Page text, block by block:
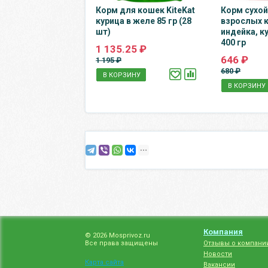
Корм для кошек KiteKat
курица в желе 85 гр (28
шт)
1 135.25 ₽
1 195 ₽
В КОРЗИНУ
Корм
взрослых
индейка,
400 гр
646 ₽
680 ₽
В КОРЗИНУ
© 2026 Mosprivoz.ru
Все права защищены
Карта сайта
Компания
Отзывы о
Новости
Вакансии